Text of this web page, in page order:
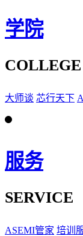
学院
COLLEGE
大师谈 芯行天下
服务
SERVICE
ASEMI管家 培训